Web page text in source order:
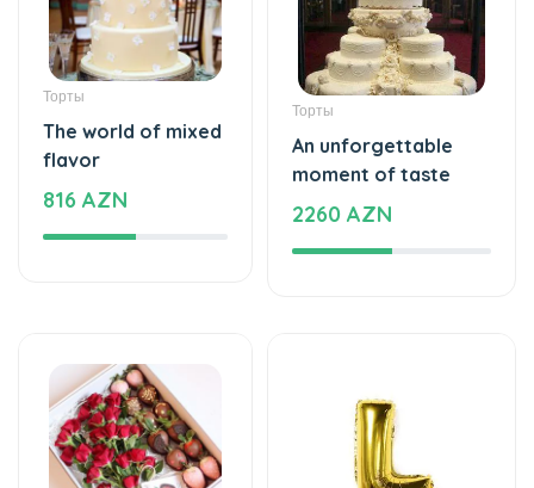
Торты
The world of mixed
flavor
816 AZN
Торты
An unforgettable
moment of taste
2260 AZN